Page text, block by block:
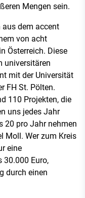
Mengen sein.
aus dem accent
von acht
Österreich. Diese
universitären
mit der Universität
FH St. Pölten.
110 Projekten, die
uns jedes Jahr
20 pro Jahr nehmen
Moll. Wer zum Kreis
eine
30.000 Euro,
durch einen